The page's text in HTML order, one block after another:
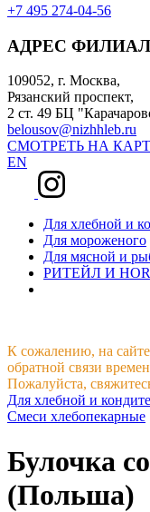
+7 495 274-04-56
АДРЕС
109052, г. Москва,
Рязанский проспект,
2 ст. 49 БЦ
belousov@nizhhleb.ru
СМОТРЕТЬ НА
EN
Для хлебной и
Для мороженого
Для мясной и
РИТЕЙЛ И
К сожалению, на
обратной связи
Пожалуйста,
Для хлебной и
Смеси хлебопекарные
Булочка
(Польша)